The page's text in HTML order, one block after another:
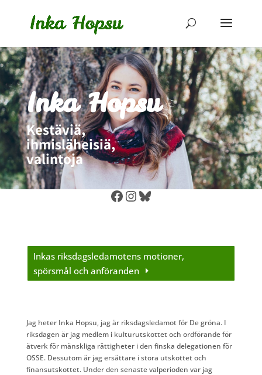
Inka Hopsu
Kestäviä,
ihmisläheisiä,
valintoja
Facebook
Instagram
Bluesky
Inkas riksdagsledamotens motioner,
spörsmål och anföranden
Jag heter Inka Hopsu, jag är riksdagsledamot för De gröna. I
riksdagen är jag medlem i kulturutskottet och ordförande för
ätve​​​​​rk för mänskliga rättigheter i den finska delegationen för
OSSE. Dessutom är jag ersättare i stora utskottet och
finansutskottet. Under den senaste valperioden var jag